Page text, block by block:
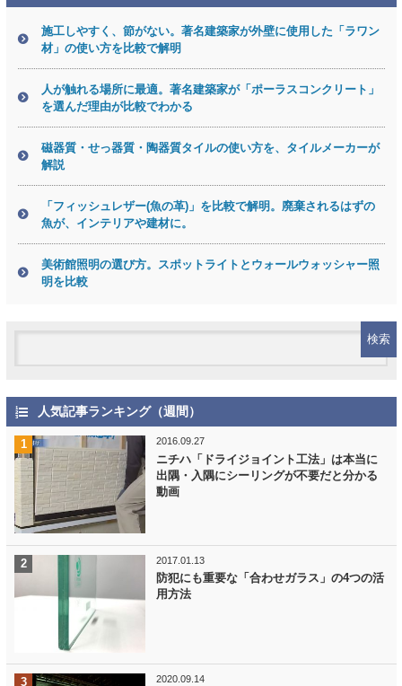
施工しやすく、節がない。著名建築家が外壁に使用した「ラワン
材」の使い方を比較で解明
人が触れる場所に最適。著名建築家が「ポーラスコンクリート」
を選んだ理由が比較でわかる
磁器質・せっ器質・陶器質タイルの使い方を、タイルメーカーが
解説
「フィッシュレザー(魚の革)」を比較で解明。廃棄されるはずの
魚が、インテリアや建材に。
美術館照明の選び方。スポットライトとウォールウォッシャー照
明を比較
人気記事ランキング（週間）
2016.09.27
ニチハ「ドライジョイント工法」は本当に
出隅・入隅にシーリングが不要だと分かる
動画
2017.01.13
防犯にも重要な「合わせガラス」の4つの活
用方法
2020.09.14